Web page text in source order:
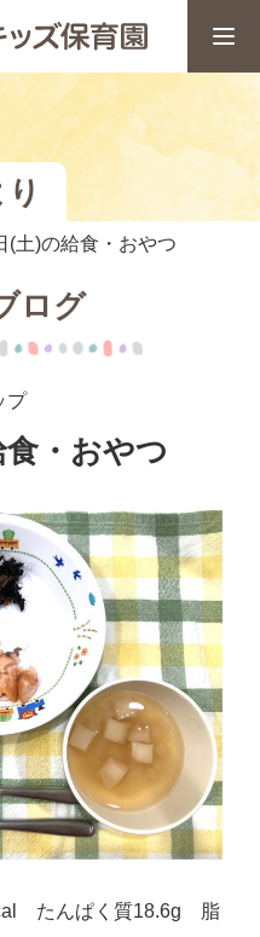
(土)の給食・おやつ
ログ
プ
・おやつ
たんぱく質18.6g 脂